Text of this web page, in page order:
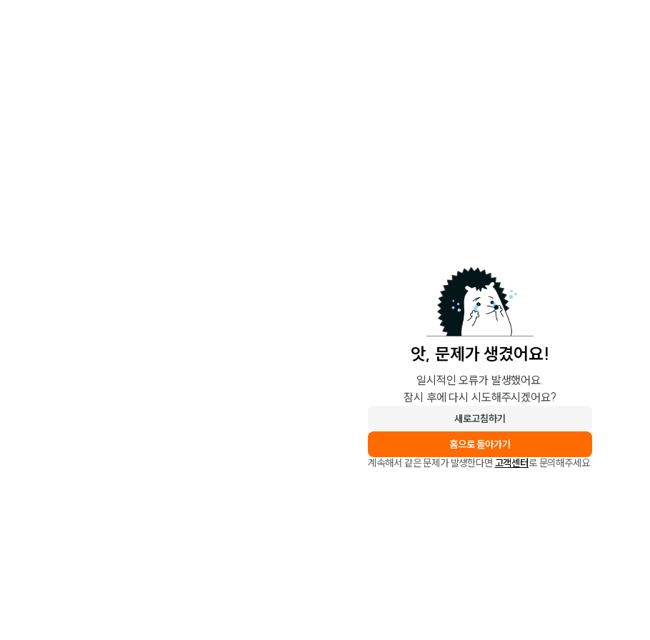
앗, 문제가 생겼어요!
일시적인 오류가 발생했어요.
잠시 후에 다시 시도해주시겠어요?
새로고침하기
홈으로 돌아가기
계속해서 같은 문제가 발생한다면 고객센터로 문의해주세요.